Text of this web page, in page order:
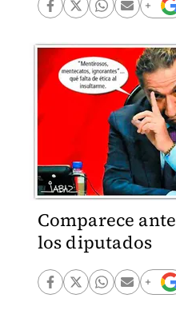
Comparece ante
los diputados